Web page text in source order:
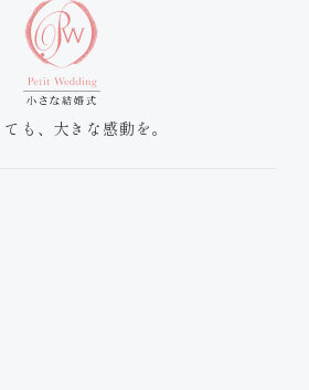
も、大きな感動を。